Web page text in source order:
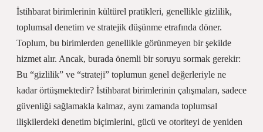
İstihbarat birimlerinin kültürel pratikleri, genellikle gizlilik,
toplumsal denetim ve stratejik düşünme etrafında döner.
Toplum, bu birimlerden genellikle görünmeyen bir şekilde
hizmet alır. Ancak, burada önemli bir soruyu sormak gerekir:
Bu “gizlilik” ve “strateji” toplumun genel değerleriyle ne
kadar örtüşmektedir? İstihbarat birimlerinin çalışmaları, sadece
güvenliği sağlamakla kalmaz, aynı zamanda toplumsal
ilişkilerdeki denetim biçimlerini, gücü ve otoriteyi de yeniden